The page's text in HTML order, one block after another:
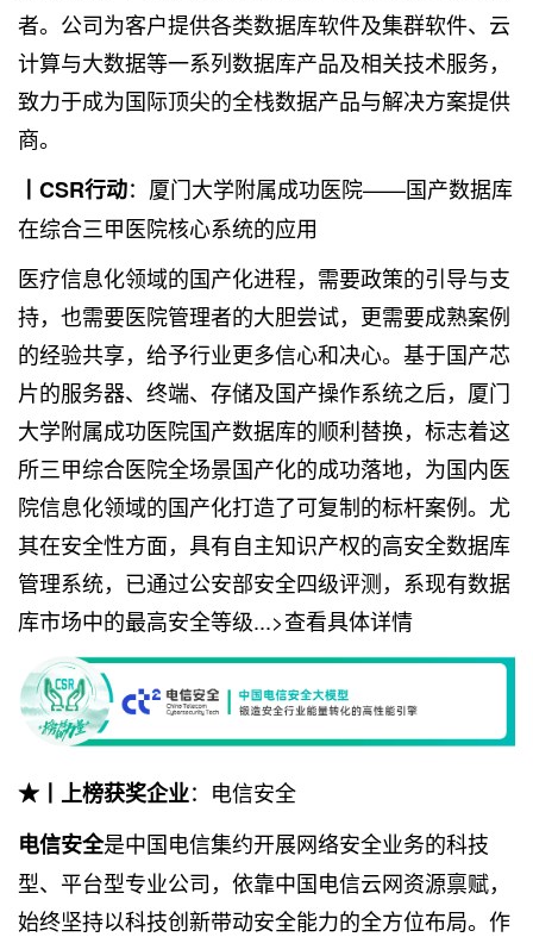
者。公司为客户提供各类数据库软件及集群软件、云
计算与大数据等一系列数据库产品及相关技术服务，
致力于成为国际顶尖的全栈数据产品与解决方案提供
商。
丨CSR行动：厦门大学附属成功医院——国产数据库
在综合三甲医院核心系统的应用
医疗信息化领域的国产化进程，需要政策的引导与支
持，也需要医院管理者的大胆尝试，更需要成熟案例
的经验共享，给予行业更多信心和决心。基于国产芯
片的服务器、终端、存储及国产操作系统之后，厦门
大学附属成功医院国产数据库的顺利替换，标志着这
所三甲综合医院全场景国产化的成功落地，为国内医
院信息化领域的国产化打造了可复制的标杆案例。尤
其在安全性方面，具有自主知识产权的高安全数据库
管理系统，已通过公安部安全四级评测，系现有数据
库市场中的最高安全等级...>查看具体详情
★丨上榜获奖企业：电信安全
电信安全是中国电信集约开展网络安全业务的科技
型、平台型专业公司，依靠中国电信云网资源禀赋，
始终坚持以科技创新带动安全能力的全方位布局。作